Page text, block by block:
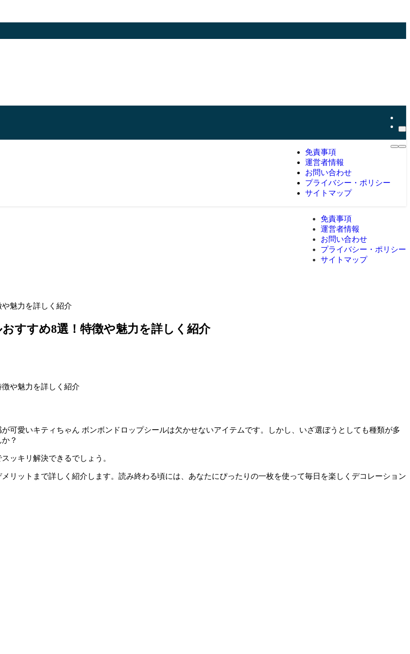
免責事項
運営者情報
お問い合わせ
プライバシー・ポリシー
サイトマップ
免責事項
運営者情報
お問い合わせ
プライバシー・ポリシー
サイトマップ
魅力を詳しく紹介
すすめ8選！特徴や魅力を詳しく紹介
可愛いキティちゃん ボンボンドロップシールは欠かせないアイテムです。しかし、いざ選ぼうとしても種類が多
？
ッキリ解決できるでしょう。
リットまで詳しく紹介します。読み終わる頃には、あなたにぴったりの一枚を使って毎日を楽しくデコレーション